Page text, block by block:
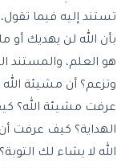
تستند إليه فيما
بأن الله لن يهديك أو
هو العلم، والمستند
وتزعم؟ أن مشيئة
عرفت مشيئة الله؟
الهداية؟ كيف عرفت
الله لا يشاء لك